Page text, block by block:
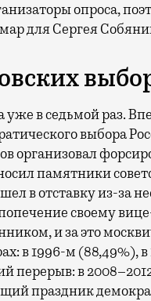
опроса,
для Сергея
в седьмой раз.
выбора
организовал
памятники
в отставку из-за
попечение своему
и за это
в 1996-м (88,49%),
перерыв: в
праздник